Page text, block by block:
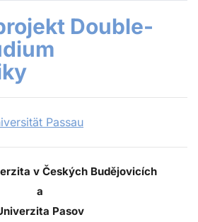
Double-
Passau
v Českých Budějovicích
a
Pasov